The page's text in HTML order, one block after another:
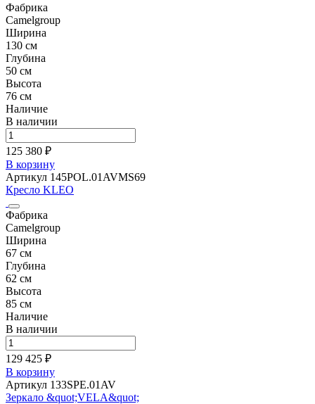
Фабрика
Camelgroup
Ширина
130 см
Глубина
50 см
Высота
76 см
Наличие
В наличии
125 380 ₽
В корзину
Артикул 145POL.01AVMS69
Кресло KLEO
Фабрика
Camelgroup
Ширина
67 см
Глубина
62 см
Высота
85 см
Наличие
В наличии
129 425 ₽
В корзину
Артикул 133SPE.01AV
Зеркало &quot;VELA&quot;